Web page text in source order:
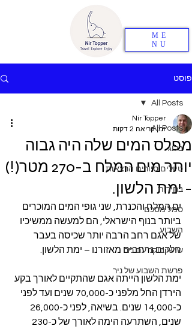
ME
NU
פוסט
All Posts
בלוג
טיולים סיורים הרצאות
בחירות
סמל מסכם
השבוע
שישי בוקר עם ניר
פרשת השבוע של ניר
All Posts
מפלס המים שלה היה גבוה
יותר מים המלח ב-270 מטר(!)
- ימת הלשון.
Nir Topper
זמן קריאה 2 דקות
ים המלח והכנרת, שני גופי המים המוכרים
ביותר בנוף הישראלי, הם למעשה ממשיכיו
של אגם רחב הרבה יותר שכיסה בעבר
חלקים נרחבים מאזורנו – ימת הלשון.
ימת הלשון הייתה אגם שהתקיים לאורך בקע
הירדן החל מלפני כ-70,000 שנים ועד לפני